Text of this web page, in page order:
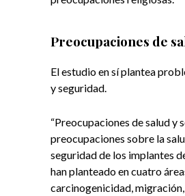
Preocupaciones de
El estudio en sí plantea
y seguridad.
“Preocupaciones de salud y
preocupaciones sobre la
seguridad de los implantes
han planteado en cuatro
carcinogenicidad,